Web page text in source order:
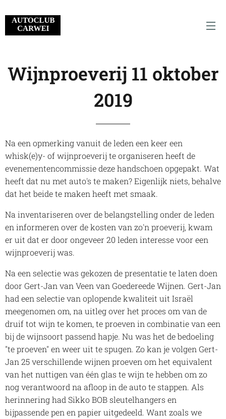
Wijnproeverij 11 oktober
2019
Na een opmerking vanuit de leden een keer een
whisk(e)y- of wijnproeverij te organiseren heeft de
evenementencommissie deze handschoen opgepakt. Wat
heeft dat nu met auto's te maken? Eigenlijk niets, behalve
dat het beide te maken heeft met smaak.
Na inventariseren over de belangstelling onder de leden
en informeren over de kosten van zo'n proeverij, kwam
er uit dat er door ongeveer 20 leden interesse voor een
wijnproeverij was.
Na een selectie was gekozen de presentatie te laten doen
door Gert-Jan van Veen van Goedereede Wijnen. Gert-Jan
had een selectie van oplopende kwaliteit uit Israël
meegenomen om, na uitleg over het proces om van de
druif tot wijn te komen, te proeven in combinatie van een
bij de wijnsoort passend hapje. Nu was het de bedoeling
"te proeven" en weer uit te spugen. Zo kan je volgen Gert-
Jan 25 verschillende wijnen proeven om het equivalent
van het nuttigen van één glas te wijn te hebben om zo
nog verantwoord na afloop in de auto te stappen. Als
herinnering had Sikko BOB sleutelhangers en
bijpassende pen en papier uitgedeeld. Want zoals we